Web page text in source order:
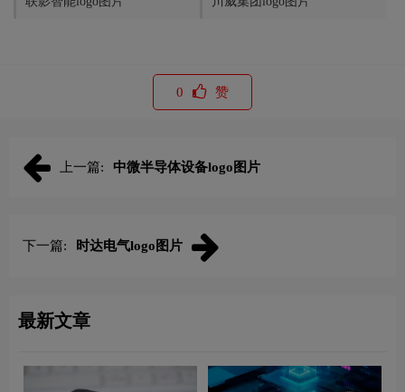
0 赞
上一篇: 中微半导体设备logo图片
下一篇: 时达电气logo图片
最新文章